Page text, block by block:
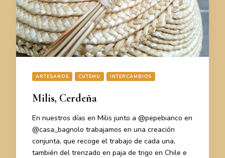
ARTESANOS CUTEMU INTERCAMBIOS
Milis, Cerdeña
En nuestros días en Milis junto a @pepebianco en
@casa_bagnolo trabajamos en una creación
conjunta, que recoge el trabajo de cada una,
también del trenzado en paja de trigo en Chile e